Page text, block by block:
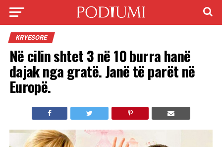
KRYESORE
Në cilin shtet 3 në 10 burra hanë
dajak nga gratë. Janë të parët në
Europë.